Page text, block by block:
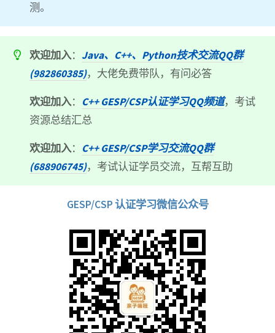
测。
欢迎加入： Java、C++、Python技术交流QQ群
(982860385)，大佬免费带队，有问必答
欢迎加入： C++ GESP/CSP认证学习QQ频道，考试
资源总结汇总
欢迎加入： C++ GESP/CSP学习交流QQ群
(688906745)，考试认证学员交流，互帮互助
GESP/CSP 认证学习微信公众号